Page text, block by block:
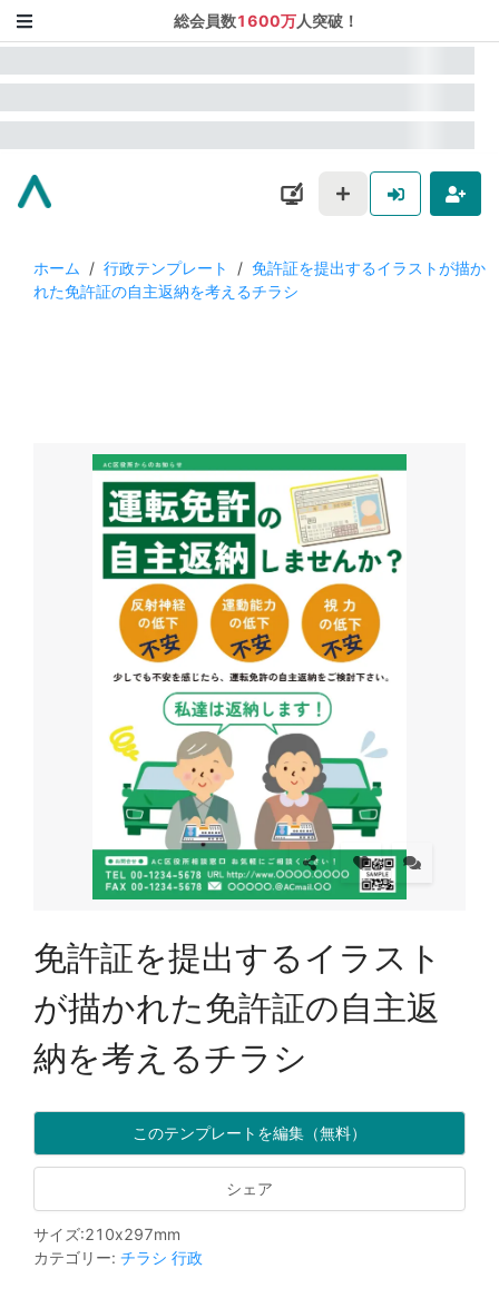
総会員数1600万人突破！
ホーム / 行政テンプレート / 免許証を提出するイラストが描か
れた免許証の自主返納を考えるチラシ
免許証を提出するイラスト
が描かれた免許証の自主返
納を考えるチラシ
このテンプレートを編集（無料）
シェア
サイズ:210x297mm
カテゴリー: チラシ 行政